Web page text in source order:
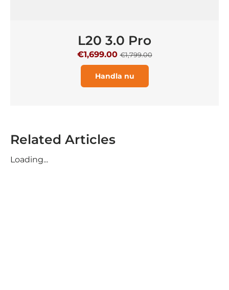
L20 3.0 Pro
€1,699.00€1,799.00
Handla nu
Related Articles
Loading...